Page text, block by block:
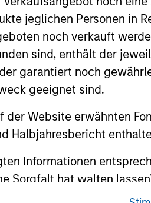
jeglichen Personen in
noch verkauft
sind, enthält der
garantiert noch
geeignet sind.
der Website erwähnten
Halbjahresbericht
Informationen
Sorgfalt hat walten
könnte. Morgan
Morgan Stanley
Morgan Stanley Careers